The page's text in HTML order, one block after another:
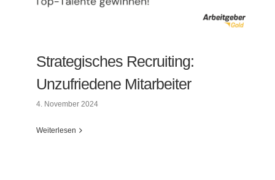
Strategisches Recruiting:
Unzufriedene Mitarbeiter
4. November 2024
Weiterlesen